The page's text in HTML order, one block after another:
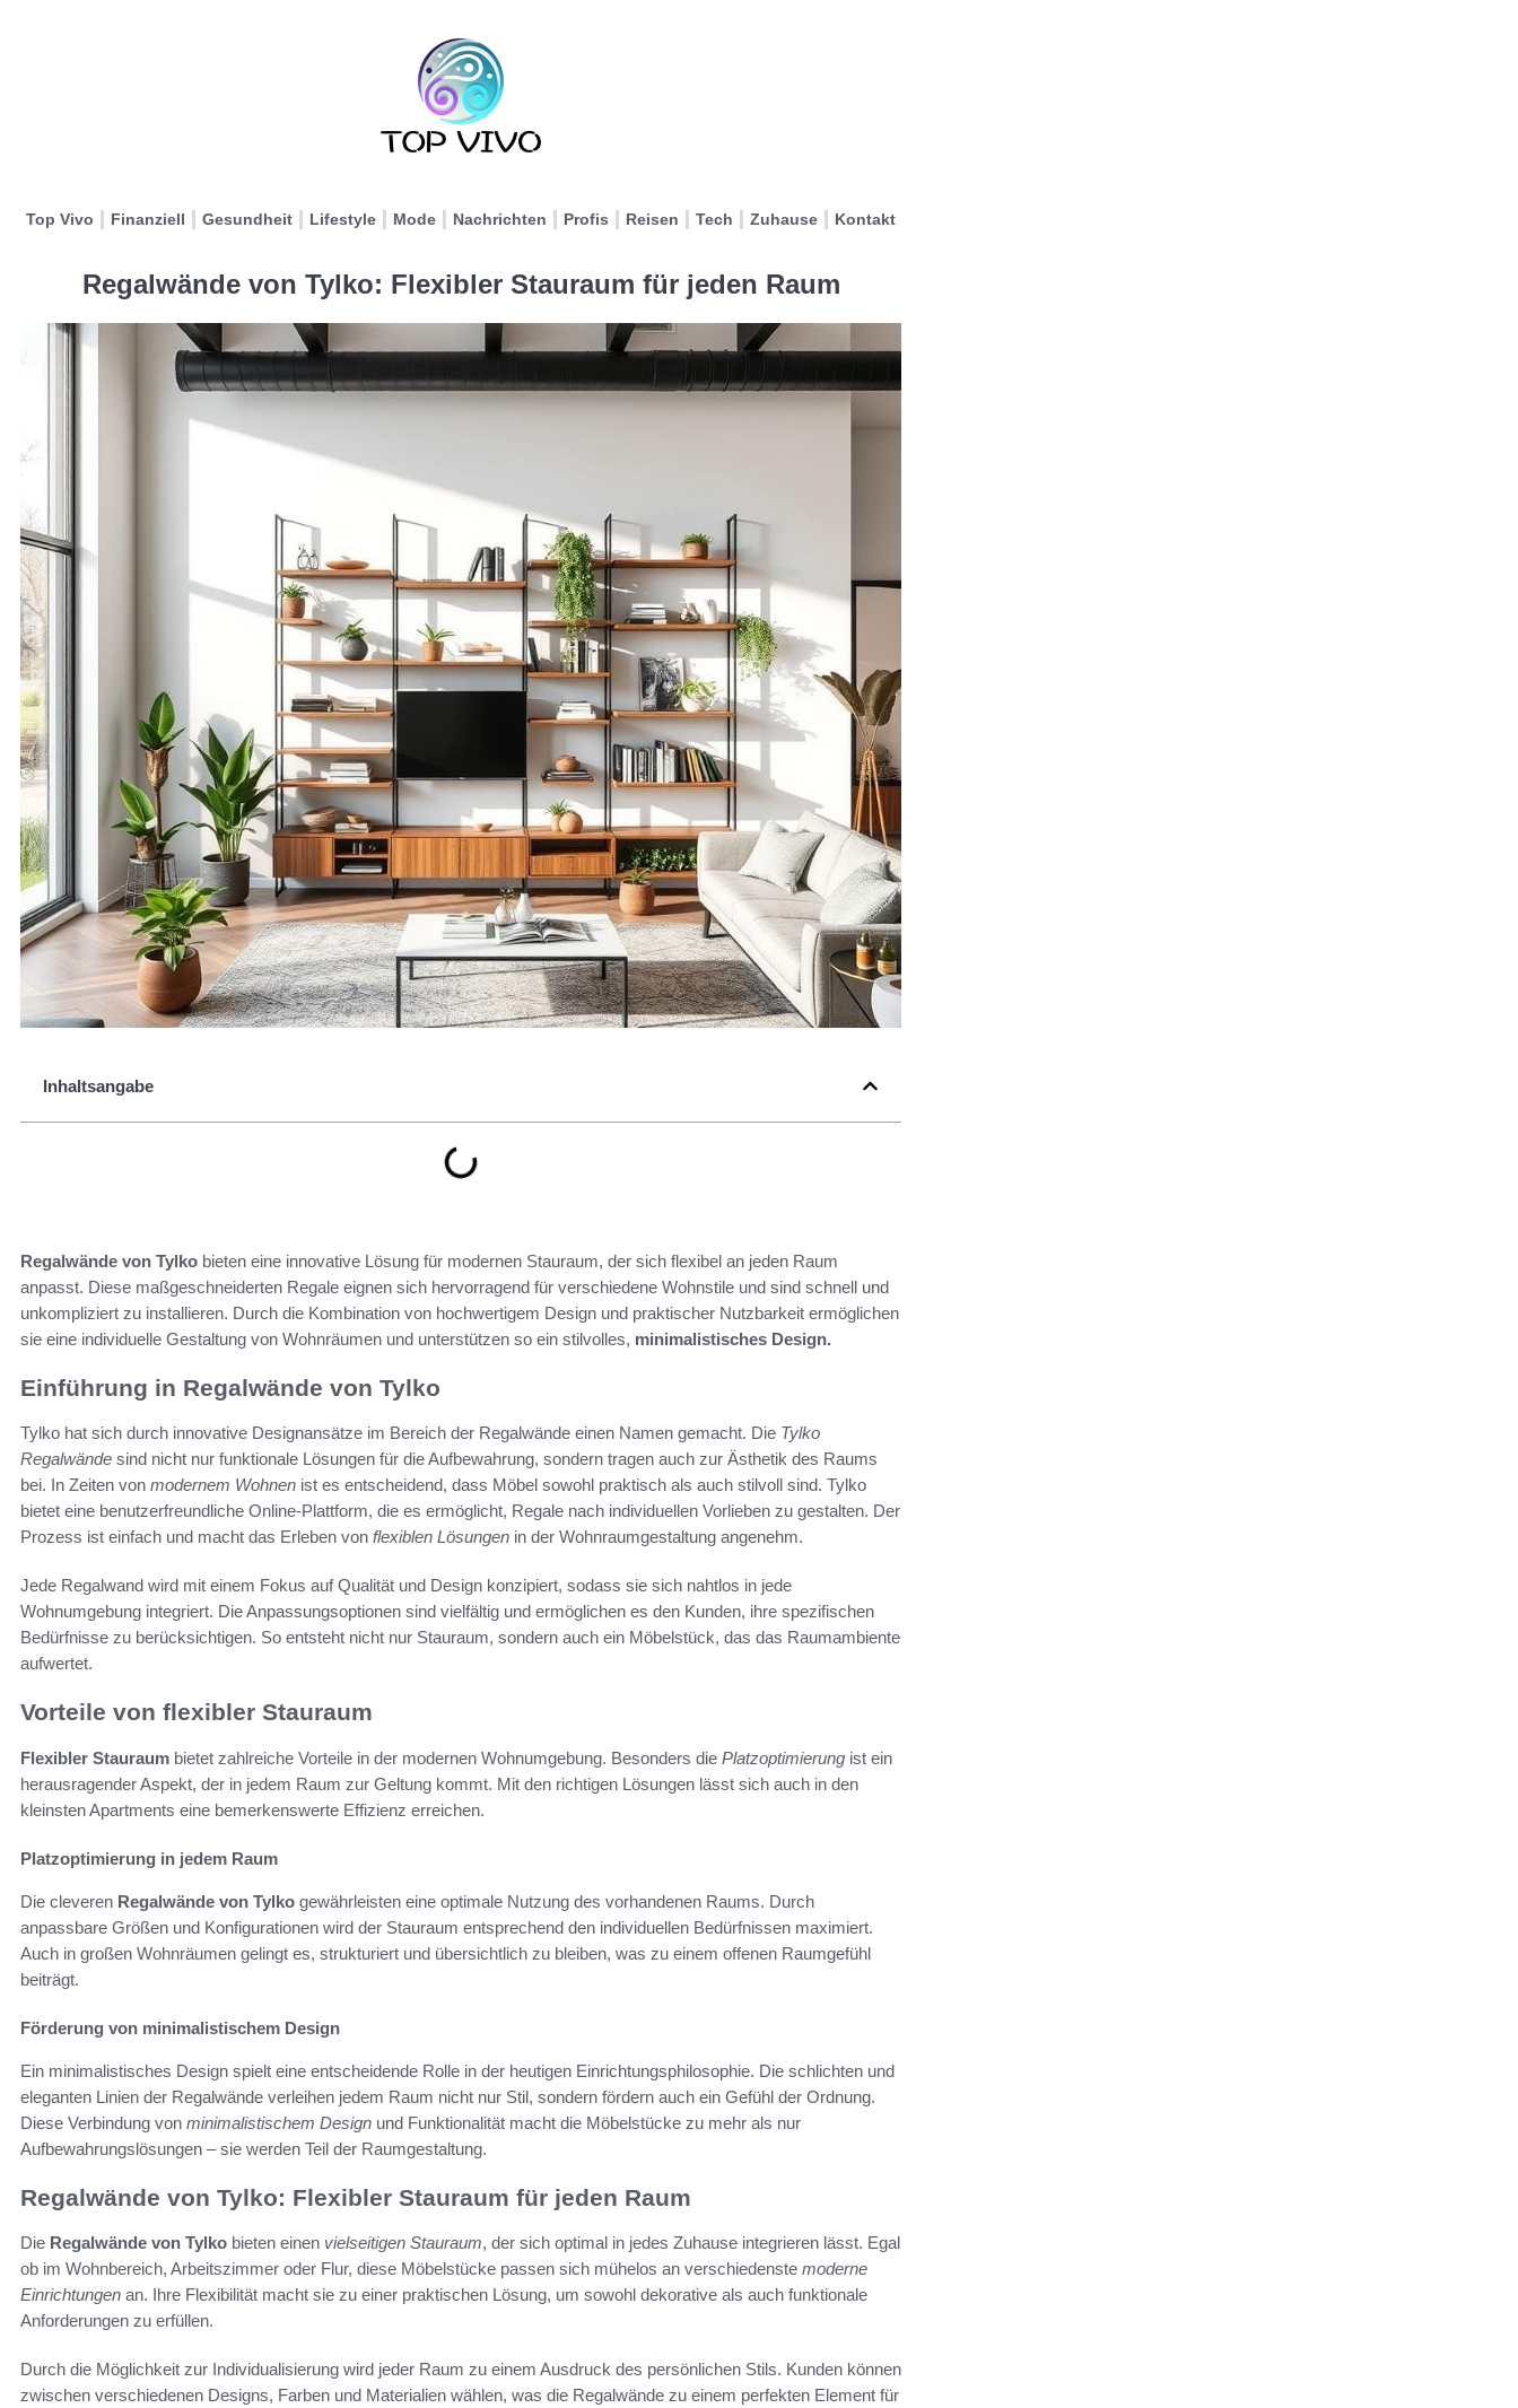
Top Vivo Finanziell Gesundheit Lifestyle Mode Nachrichten Profis Reisen Tech Zuhause Kontakt
Regalwände von Tylko: Flexibler Stauraum für jeden Raum
Inhaltsangabe
Regalwände von Tylko bieten eine innovative Lösung für modernen Stauraum, der sich flexibel an jeden Raum
anpasst. Diese maßgeschneiderten Regale eignen sich hervorragend für verschiedene Wohnstile und sind schnell und
unkompliziert zu installieren. Durch die Kombination von hochwertigem Design und praktischer Nutzbarkeit ermöglichen
sie eine individuelle Gestaltung von Wohnräumen und unterstützen so ein stilvolles, minimalistisches Design.
Einführung in Regalwände von Tylko
Tylko hat sich durch innovative Designansätze im Bereich der Regalwände einen Namen gemacht. Die Tylko
Regalwände sind nicht nur funktionale Lösungen für die Aufbewahrung, sondern tragen auch zur Ästhetik des Raums
bei. In Zeiten von modernem Wohnen ist es entscheidend, dass Möbel sowohl praktisch als auch stilvoll sind. Tylko
bietet eine benutzerfreundliche Online-Plattform, die es ermöglicht, Regale nach individuellen Vorlieben zu gestalten. Der
Prozess ist einfach und macht das Erleben von flexiblen Lösungen in der Wohnraumgestaltung angenehm.
Jede Regalwand wird mit einem Fokus auf Qualität und Design konzipiert, sodass sie sich nahtlos in jede
Wohnumgebung integriert. Die Anpassungsoptionen sind vielfältig und ermöglichen es den Kunden, ihre spezifischen
Bedürfnisse zu berücksichtigen. So entsteht nicht nur Stauraum, sondern auch ein Möbelstück, das das Raumambiente
aufwertet.
Vorteile von flexibler Stauraum
Flexibler Stauraum bietet zahlreiche Vorteile in der modernen Wohnumgebung. Besonders die Platzoptimierung ist ein
herausragender Aspekt, der in jedem Raum zur Geltung kommt. Mit den richtigen Lösungen lässt sich auch in den
kleinsten Apartments eine bemerkenswerte Effizienz erreichen.
Platzoptimierung in jedem Raum
Die cleveren Regalwände von Tylko gewährleisten eine optimale Nutzung des vorhandenen Raums. Durch
anpassbare Größen und Konfigurationen wird der Stauraum entsprechend den individuellen Bedürfnissen maximiert.
Auch in großen Wohnräumen gelingt es, strukturiert und übersichtlich zu bleiben, was zu einem offenen Raumgefühl
beiträgt.
Förderung von minimalistischem Design
Ein minimalistisches Design spielt eine entscheidende Rolle in der heutigen Einrichtungsphilosophie. Die schlichten und
eleganten Linien der Regalwände verleihen jedem Raum nicht nur Stil, sondern fördern auch ein Gefühl der Ordnung.
Diese Verbindung von minimalistischem Design und Funktionalität macht die Möbelstücke zu mehr als nur
Aufbewahrungslösungen – sie werden Teil der Raumgestaltung.
Regalwände von Tylko: Flexibler Stauraum für jeden Raum
Die Regalwände von Tylko bieten einen vielseitigen Stauraum, der sich optimal in jedes Zuhause integrieren lässt. Egal
ob im Wohnbereich, Arbeitszimmer oder Flur, diese Möbelstücke passen sich mühelos an verschiedenste moderne
Einrichtungen an. Ihre Flexibilität macht sie zu einer praktischen Lösung, um sowohl dekorative als auch funktionale
Anforderungen zu erfüllen.
Durch die Möglichkeit zur Individualisierung wird jeder Raum zu einem Ausdruck des persönlichen Stils. Kunden können
zwischen verschiedenen Designs, Farben und Materialien wählen, was die Regalwände zu einem perfekten Element für